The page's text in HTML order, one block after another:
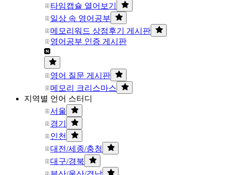
타임캡슐 열어보기
일상 속 영어공부
메모리워드 상점후기 게시판
영어공부 인증 게시판
영어 질문 게시판
메모리 크리스마스
지역별 언어 스터디
서울
경기
인천
대전/세종/충청
대구/경북